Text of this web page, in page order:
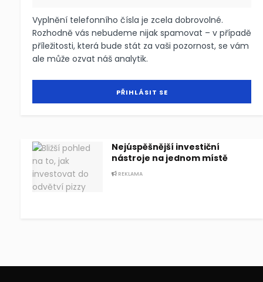
Vyplnění telefonního čísla je zcela dobrovolné.
Rozhodně vás nebudeme nijak spamovat – v případě
příležitosti, která bude stát za vaši pozornost, se vám
ale může ozvat náš analytik.
Nejúspěšnější investiční
nástroje na jednom místě
REKLAMA